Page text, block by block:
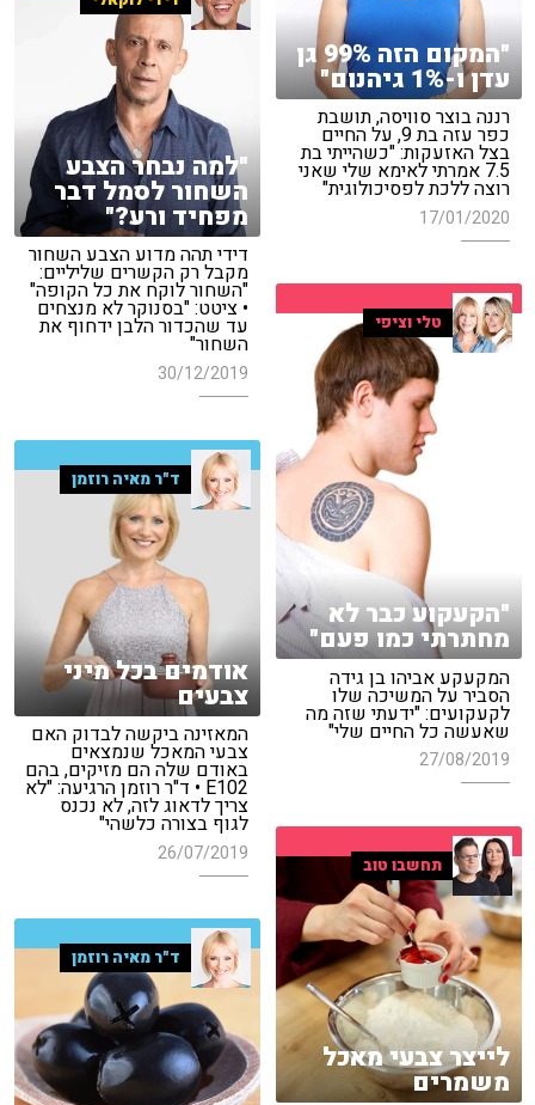
"המקום הזה 99% גן
עדן ו-1% גיהנום"
רננה בוצר סוויסה, תושבת
כפר עזה בת 9, על החיים
בצל האזעקות: "כשהייתי בת
7.5 אמרתי לאימא שלי שאני
רוצה ללכת לפסיכולוגית"
17/01/2020
"למה נבחר הצבע
השחור לסמל דבר
מפחיד ורע?"
דידי תהה מדוע הצבע השחור
מקבל רק הקשרים שליליים:
"השחור לוקח את כל הקופה"
• ציטט: "בסנוקר לא מנצחים
עד שהכדור הלבן ידחוף את
השחור"
30/12/2019
טלי וציפי
"הקעקוע כבר לא
מחתרתי כמו פעם"
המקעקע אביהו בן גידה
הסביר על המשיכה שלו
לקעקועים: "ידעתי שזה מה
שאעשה כל החיים שלי"
27/08/2019
ד"ר מאיה רוזמן
אודמים בכל מיני
צבעים
המאזינה ביקשה לבדוק האם
צבעי המאכל שנמצאים
באודם שלה הם מזיקים, בהם
E102 • ד"ר רוזמן הרגיעה: "לא
צריך לדאוג לזה, לא נכנס
לגוף בצורה כלשהי"
26/07/2019
תחשבו טוב
לייצר צבעי מאכל
משמרים
ד"ר מאיה רוזמן